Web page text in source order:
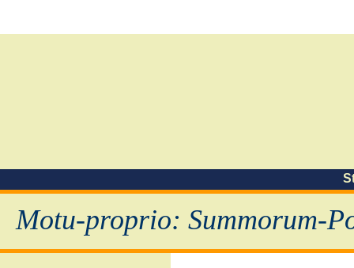
Motu-proprio: Summorum-